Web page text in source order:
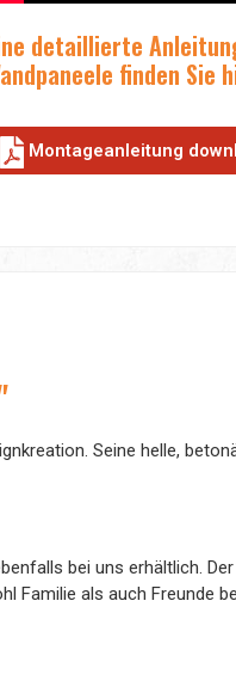
detaillierte
finden Sie
Montageanleitung
Seine helle,
bei uns erhältlich.
Familie als auch Freunde